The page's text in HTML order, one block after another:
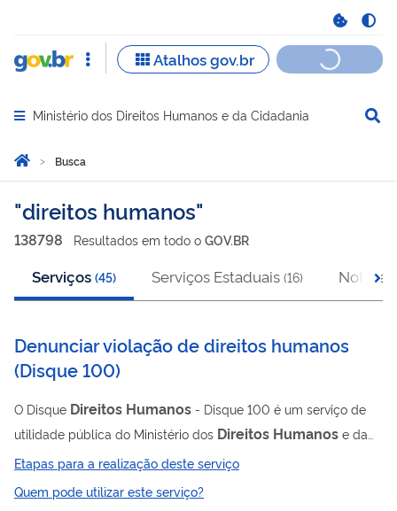
Abrir menu principal de navegação
Ministério dos Direitos Humanos e da Cidadania
Você está aqui:
Página Inicial
Busca
Busca
direitos humanos
138798 Resultados em todo o GOV.BR
Serviços (45) Serviços Estaduais (16) Notícias
Denunciar violação de direitos humanos
(Disque 100)
O Disque Direitos Humanos - Disque 100 é um serviço de
utilidade pública do Ministério dos Direitos Humanos e da
Cidadania, conforme previsto no Decreto nº 10.174, de 13 de
dezembro de 2019, destinado a receber demandas relativas a
violações deDireitosHumanos
Etapas para a realização deste serviço
Quem pode utilizar este serviço?